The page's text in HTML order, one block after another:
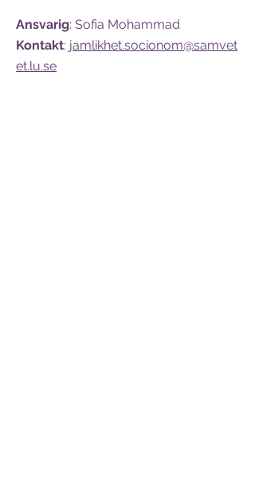
Ansvarig: Sofia Mohammad
Kontakt: jamlikhet.socionom@samvet
et.lu.se